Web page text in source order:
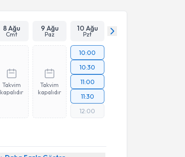
8 Ağu
Cmt
9 Ağu
Paz
10 Ağu
Pzt
Takvim
kapalıdır
Takvim
kapalıdır
10:00
10:30
11:00
11:30
12:00